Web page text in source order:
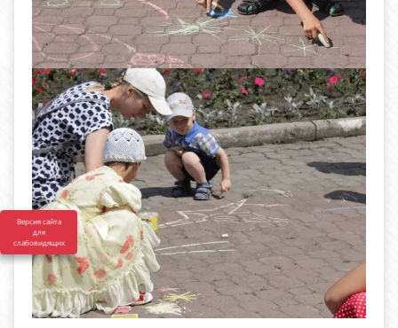
Версия сайта
для
слабовидящих